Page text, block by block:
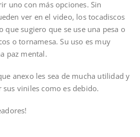
uno con más opciones. Sin
ver en el video, los tocadiscos
que sugiero que se use una pesa o
o tornamesa. Su uso es muy
paz mental.
anexo les sea de mucha utilidad y
sus viniles como es debido.